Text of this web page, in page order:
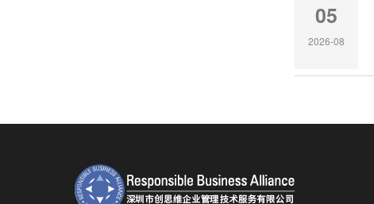
05
2026-08